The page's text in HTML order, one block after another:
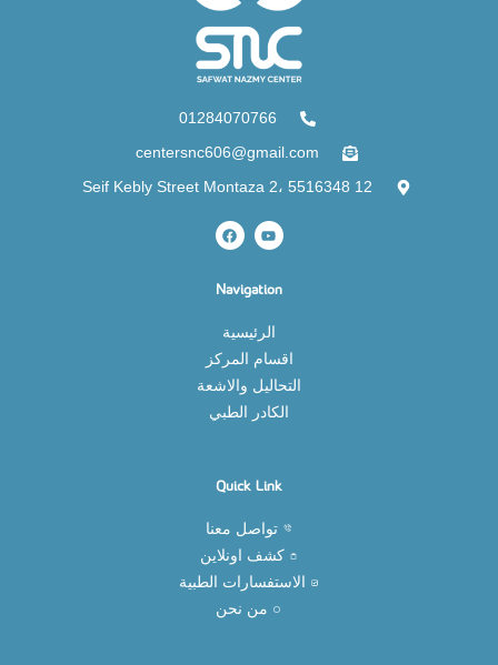
01284070766
centersnc606@gmail.com
12 Seif Kebly Street Montaza 2، 5516348
Navigation
الرئيسية
اقسام المركز
التحاليل والاشعة
الكادر الطبي
Quick Link
تواصل معنا
كشف اونلاين
الاستفسارات الطبية
من نحن